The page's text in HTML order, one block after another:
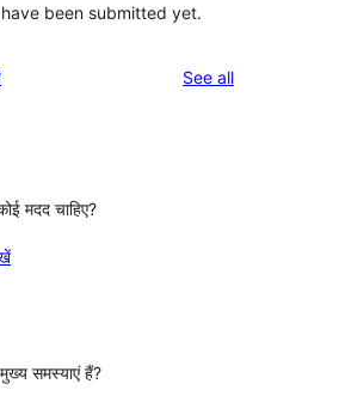
been submitted yet.
See allreviews
मदद चाहिए?
समस्याएं हैं?